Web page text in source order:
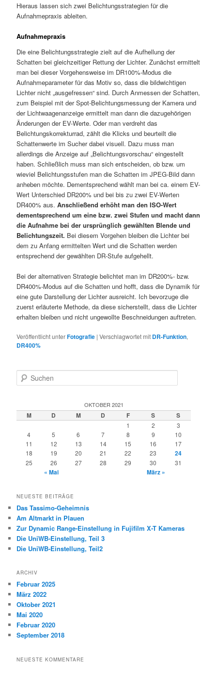
Hieraus lassen sich zwei Belichtungsstrategien für die
Aufnahmepraxis ableiten.
Aufnahmepraxis
Die eine Belichtungsstrategie zielt auf die Aufhellung der
Schatten bei gleichzeitiger Rettung der Lichter. Zunächst ermittelt
man bei dieser Vorgehensweise im DR100%-Modus die
Aufnahmeparameter für das Motiv so, dass die bildwichtigen
Lichter nicht „ausgefressen“ sind. Durch Anmessen der Schatten,
zum Beispiel mit der Spot-Belichtungsmessung der Kamera und
der Lichtwaagenanzeige ermittelt man dann die dazugehörigen
Änderungen der EV-Werte. Oder man verdreht das
Belichtungskorrekturrad, zählt die Klicks und beurteilt die
Schattenwerte im Sucher dabei visuell. Dazu muss man
allerdings die Anzeige auf „Belichtungsvorschau“ eingestellt
haben. Schließlich muss man sich entscheiden, ob bzw. um
wieviel Belichtungsstufen man die Schatten im JPEG-Bild dann
anheben möchte. Dementsprechend wählt man bei ca. einem EV-
Wert Unterschied DR200% und bei bis zu zwei EV-Werten
DR400% aus.Anschließend erhöht man den ISO-Wert
dementsprechend um eine bzw. zwei Stufen und macht dann
die Aufnahme bei der ursprünglich gewählten Blende und
Belichtungszeit. Bei diesem Vorgehen bleiben die Lichter bei
dem zu Anfang ermittelten Wert und die Schatten werden
entsprechend der gewählten DR-Stufe aufgehellt.
Bei der alternativen Strategie belichtet man im DR200%- bzw.
DR400%-Modus auf die Schatten und hofft, dass die Dynamik für
eine gute Darstellung der Lichter ausreicht. Ich bevorzuge die
zuerst erläuterte Methode, da diese sicherstellt, dass die Lichter
erhalten bleiben und nicht ungewollte Beschneidungen auftreten.
Veröffentlicht unterFotografie |Verschlagwortet mit DR-Funktion,
DR400%
u
e
n
OKTOBER 2021
M D M D F S S
1 2
3
4
5 6 7 8 9
10
11
12 13 14 15 16
17
18
19 20 21 22 23 24
25 26 27 28 29 30 31
« Mai März »
NEUESTE BEITRÄGE
Das Tassimo-Geheimnis
Am Altmarkt in Plauen
Zur Dynamic Range-Einstellung in Fujifilm X-T Kameras
Die UniWB-Einstellung, Teil 3
Die UniWB-Einstellung, Teil2
ARCHIV
Februar 2025
März 2022
Oktober 2021
Mai 2020
Februar 2020
September 2018
NEUESTE KOMMENTARE